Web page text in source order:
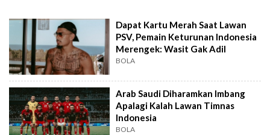
Dapat Kartu Merah Saat Lawan
PSV, Pemain Keturunan Indonesia
Merengek: Wasit Gak Adil
BOLA
Arab Saudi Diharamkan Imbang
Apalagi Kalah Lawan Timnas
Indonesia
BOLA